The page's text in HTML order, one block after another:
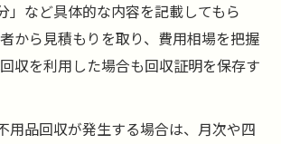
」など具体的な内容を記載してもら
から見積もりを取り、費用相場を把握
収を利用した場合も回収証明を保存す
用品回収が発生する場合は、月次や四